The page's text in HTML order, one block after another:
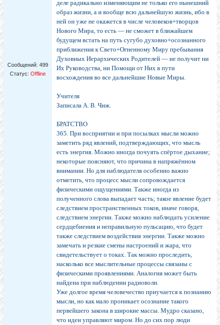
Сообщений: 499
Статус: Offline
деле радикально изменяющим не только его нынешний
образ жизни, а и вообще всю дальнейшую жизнь, ибо в
ней он уже не окажется в числе человеков+творцов
Нового Мира, то есть — не сможет в ближайшем
будущем встать на путь сугубо духовно+осознанного
приближения к Свето+Огненному Миру пребывания
Духовных Иерархических Родителей — не получит ни
Их Руководства, ни Помощи от Них в пути
восхождения во все дальнейшие Новые Миры.
Учителя
Записала А. В. Чиж.
БРАТСТВО
365. При восприятии и при посылках мысли можно
заметить ряд явлений, подтверждающих, что мысль
есть энергия. Можно иногда почуять спёртое дыхание;
некоторые поясняют, что причина в напряжённом
внимании. Но для наблюдателя особенно важно
отметить, что процесс мысли сопровождается
физическими ощущениями. Также иногда из
полученного слова выпадает часть; такое явление будет
следствием пространственных токов, иначе говоря,
следствием энергии. Также можно наблюдать усиление
сердцебиения и неправильную пульсацию, что будет
также следствием воздействия энергии. Также можно
замечать и резкие смены настроений и жара, что
свидетельствует о токах. Так можно проследить,
насколько все мыслительные процессы связаны с
физическими проявлениями. Аналогия может быть
найдена при наблюдении радиоволн.
Уже долгое время человечество приучается к познанию
мысли, но как мало проникает осознание такого
первейшего закона в широкие массы. Мудро сказано,
что идеи управляют миром. Но до сих пор люди